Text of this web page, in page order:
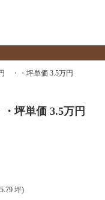
・・坪単価 3.5万円
坪単価 3.5万円
坪)